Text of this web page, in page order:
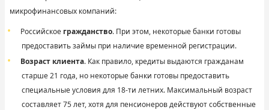
микрофинансовых компаний:
Российское гражданство. При этом, некоторые банки готовы
предоставить займы при наличие временной регистрации.
Возраст клиента. Как правило, кредиты выдаются гражданам
старше 21 года, но некоторые банки готовы предоставить
специальные условия для 18-ти летних. Максимальный возраст
составляет 75 лет, хотя для пенсионеров действуют собственные